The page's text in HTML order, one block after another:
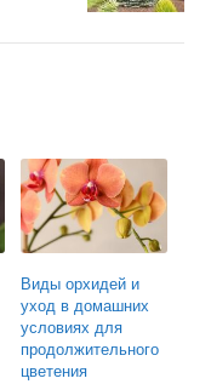
Виды орхидей и
уход в домашних
условиях для
продолжительного
цветения